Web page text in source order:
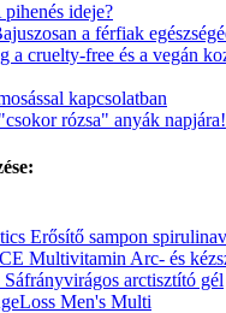
ideje?
a férfiak
a cruelty-free és a vegán
kapcsolatban
rózsa" anyák napjára!
Erősítő sampon
Multivitamin Arc- és
arctisztító gél
Men's Multi